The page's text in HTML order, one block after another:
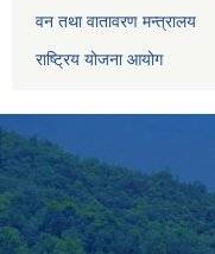
वन तथा वातावरण मन्त्रालय
राष्ट्रिय योजना आयोग